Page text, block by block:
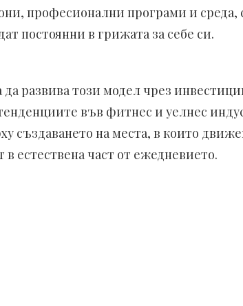
професионални програми и среда,
постоянни в грижата за себе си.
развива този модел чрез
във фитнес и уелнес
създаването на места, в които
естествена част от ежедневието.